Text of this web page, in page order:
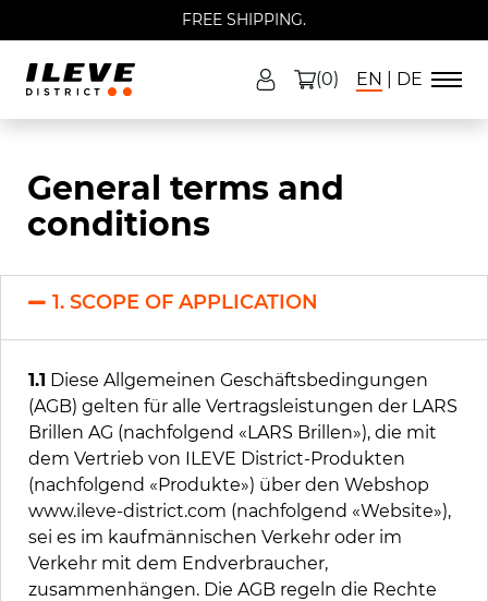
FREE SHIPPING.
(0) EN DE
HOME›GENERAL TERMS
General terms and
conditions
1. SCOPE OF APPLICATION
1.1 Diese Allgemeinen Geschäftsbedingungen
(AGB) gelten für alle Vertragsleistungen der LARS
Brillen AG (nachfolgend «LARS Brillen»), die mit
dem Vertrieb von ILEVE District-Produkten
(nachfolgend «Produkte») über den Webshop
www.ileve-district.com (nachfolgend «Website»),
sei es im kaufmännischen Verkehr oder im
Verkehr mit dem Endverbraucher,
zusammenhängen. Die AGB regeln die Rechte